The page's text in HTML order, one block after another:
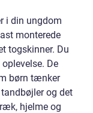
i din ungdom
monterede
togskinner. Du
De
børn tænker
og det
hjelme og